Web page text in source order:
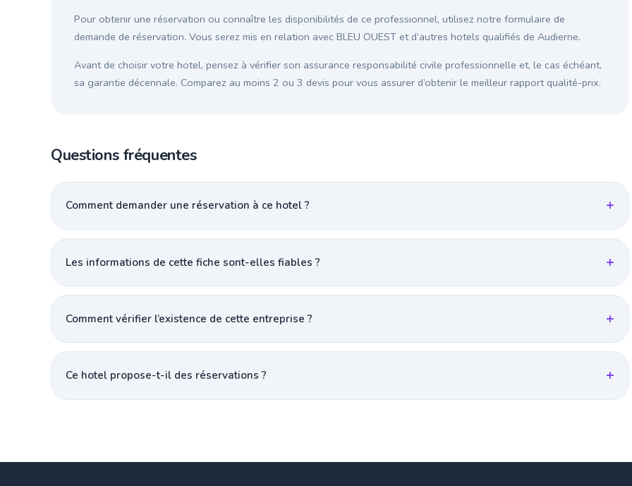
Pour obtenir une réservation ou connaître les disponibilités de ce professionnel, utilisez notre formulaire de
demande de réservation. Vous serez mis en relation avec BLEU OUEST et d’autres hotels qualifiés de Audierne.
Avant de choisir votre hotel, pensez à vérifier son assurance responsabilité civile professionnelle et, le cas échéant,
sa garantie décennale. Comparez au moins 2 ou 3 devis pour vous assurer d’obtenir le meilleur rapport qualité-prix.
Questions fréquentes
Comment demander une réservation à ce hotel ?
Les informations de cette fiche sont-elles fiables ?
Comment vérifier l’existence de cette entreprise ?
Ce hotel propose-t-il des réservations ?